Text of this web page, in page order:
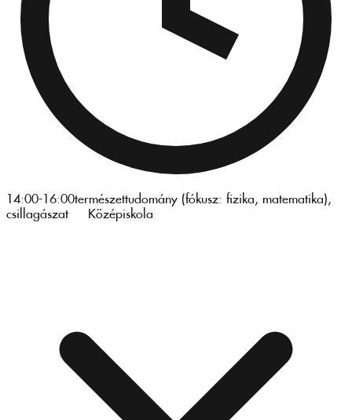
14:00-16:00természettudomány (fókusz: fizika, matematika),
csillagászat
Középiskola